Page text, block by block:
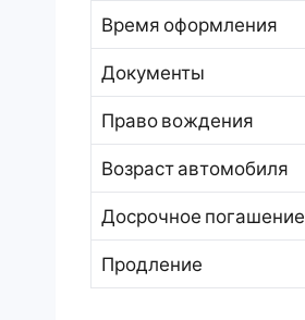
Время оформления
Документы
Право вождения
Возраст автомобиля
Досрочное погашение
Продление